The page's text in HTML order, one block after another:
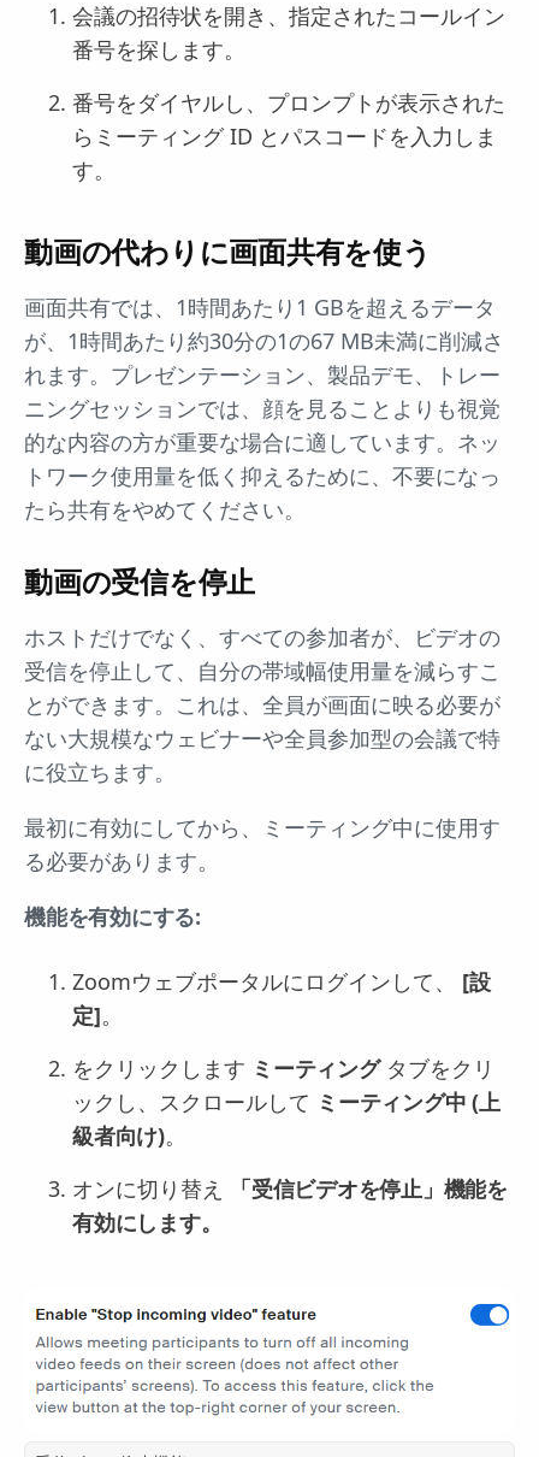
会議の招待状を開き、指定されたコールイン
番号を探します。
番号をダイヤルし、プロンプトが表示された
らミーティング ID とパスコードを入力しま
す。
動画の代わりに画面共有を使う
画面共有では、1時間あたり1 GBを超えるデータ
が、1時間あたり約30分の1の67 MB未満に削減さ
れます。プレゼンテーション、製品デモ、トレー
ニングセッションでは、顔を見ることよりも視覚
的な内容の方が重要な場合に適しています。ネッ
トワーク使用量を低く抑えるために、不要になっ
たら共有をやめてください。
動画の受信を停止
ホストだけでなく、すべての参加者が、ビデオの
受信を停止して、自分の帯域幅使用量を減らすこ
とができます。これは、全員が画面に映る必要が
ない大規模なウェビナーや全員参加型の会議で特
に役立ちます。
最初に有効にしてから、ミーティング中に使用す
る必要があります。
機能を有効にする:
Zoomウェブポータルにログインして、 [設
定]。
をクリックします ミーティングタブをクリ
ックし、スクロールして ミーティング中 (上
級者向け)。
オンに切り替え
「受信ビデオを停止」機能を
有効にします。